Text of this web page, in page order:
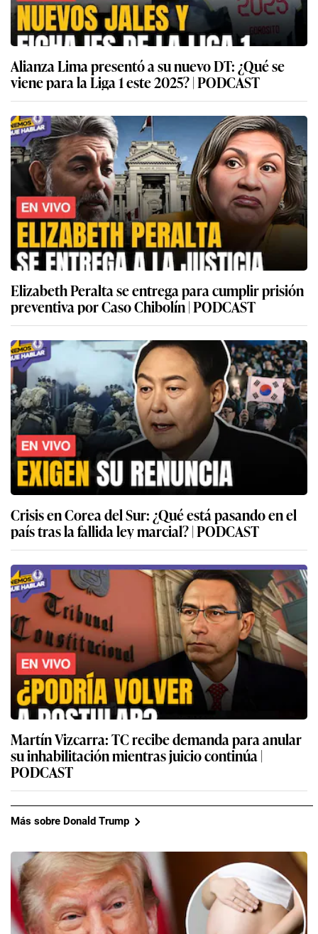
Alianza Lima presentó a su nuevo DT: ¿Qué se
viene para la Liga 1 este 2025? | PODCAST
Elizabeth Peralta se entrega para cumplir prisión
preventiva por Caso Chibolín | PODCAST
Crisis en Corea del Sur: ¿Qué está pasando en el
país tras la fallida ley marcial? | PODCAST
Martín Vizcarra: TC recibe demanda para anular
su inhabilitación mientras juicio continúa |
PODCAST
Más sobre Donald Trump